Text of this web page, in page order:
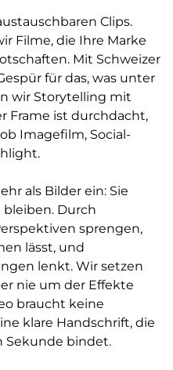
Clips.
Filme, die Ihre Marke
Mit Schweizer
für das, was unter
wir Storytelling mit
Frame ist durchdacht,
Imagefilm, Social-
als Bilder ein: Sie
Durch
sprengen,
lässt, und
lenkt. Wir setzen
nie um der Effekte
braucht keine
klare Handschrift, die
Sekunde bindet.